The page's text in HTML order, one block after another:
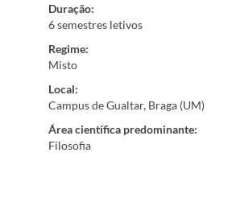
Duração:
6 semestres letivos
Regime:
Misto
Local:
Campus de Gualtar, Braga (UM)
Área científica predominante:
Filosofia